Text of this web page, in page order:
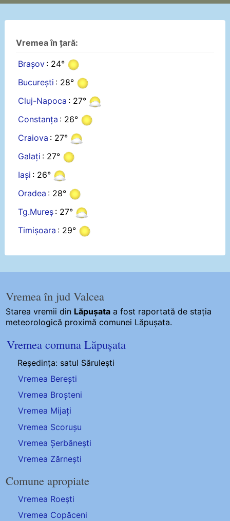
Vremea în țară:
Brașov : 24°
București : 28°
Cluj-Napoca : 27°
Constanța : 26°
Craiova : 27°
Galați : 27°
Iași : 26°
Oradea : 28°
Tg.Mureș : 27°
Timișoara : 29°
Vremea în jud Valcea
Starea vremii din Lăpușata a fost raportată de stația
meteorologică proximă comunei Lăpușata.
Vremea comuna Lăpușata
Reședința: satul Sărulești
Vremea Berești
Vremea Broșteni
Vremea Mijați
Vremea Scorușu
Vremea Șerbănești
Vremea Zărnești
Comune apropiate
Vremea Roești
Vremea Copăceni